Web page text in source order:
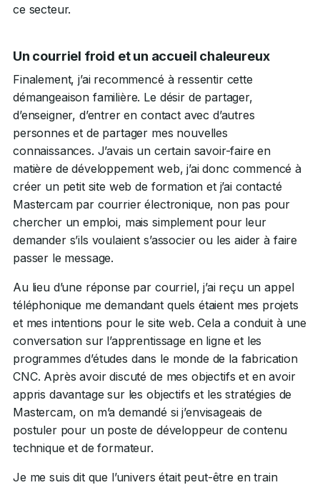
ce secteur.
Un courriel froid et un accueil chaleureux
Finalement, j’ai recommencé à ressentir cette
démangeaison familière. Le désir de partager,
d’enseigner, d’entrer en contact avec d’autres
personnes et de partager mes nouvelles
connaissances. J’avais un certain savoir-faire en
matière de développement web, j’ai donc commencé à
créer un petit site web de formation et j’ai contacté
Mastercam par courrier électronique, non pas pour
chercher un emploi, mais simplement pour leur
demander s’ils voulaient s’associer ou les aider à faire
passer le message.
Au lieu d’une réponse par courriel, j’ai reçu un appel
téléphonique me demandant quels étaient mes projets
et mes intentions pour le site web. Cela a conduit à une
conversation sur l’apprentissage en ligne et les
programmes d’études dans le monde de la fabrication
CNC. Après avoir discuté de mes objectifs et en avoir
appris davantage sur les objectifs et les stratégies de
Mastercam, on m’a demandé si j’envisageais de
postuler pour un poste de développeur de contenu
technique et de formateur.
Je me suis dit que l’univers était peut-être en train